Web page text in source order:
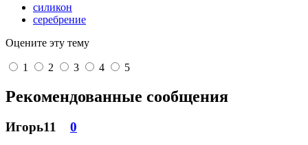
силикон
серебрение
Оцените эту тему
1 2 3 4 5
Рекомендованные сообщения
Игорь11 0